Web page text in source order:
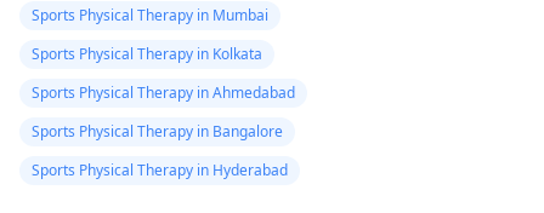
Sports Physical Therapy in Mumbai
Sports Physical Therapy in Kolkata
Sports Physical Therapy in Ahmedabad
Sports Physical Therapy in Bangalore
Sports Physical Therapy in Hyderabad